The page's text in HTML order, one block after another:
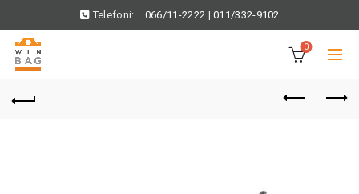
Telefoni: 066/11-2222 |011/332-9102
0